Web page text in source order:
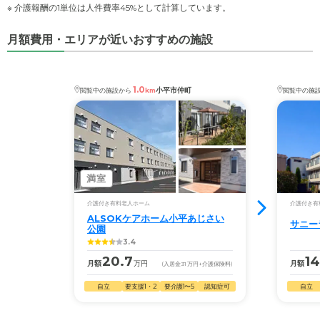
※ 介護報酬の1単位は人件費率45%として計算しています。
月額費用・エリアが近いおすすめの施設
閲覧中の施設から 1.0km小平市仲町
満室
介護付き有料老人ホーム
ALSOKケアホーム小平あじさい
公園
3.4
月額20.7万円 (入居金31 万円 +介護保険料)
自立 要支援1・2 要介護1〜5 認知症可
閲覧中の施
介護付き有
サニ
月額
自立